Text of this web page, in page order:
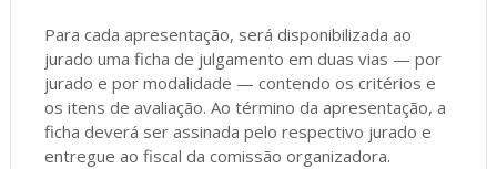
Para cada apresentação, será disponibilizada ao
jurado uma ficha de julgamento em duas vias — por
jurado e por modalidade — contendo os critérios e
os itens de avaliação. Ao término da apresentação, a
ficha deverá ser assinada pelo respectivo jurado e
entregue ao fiscal da comissão organizadora.